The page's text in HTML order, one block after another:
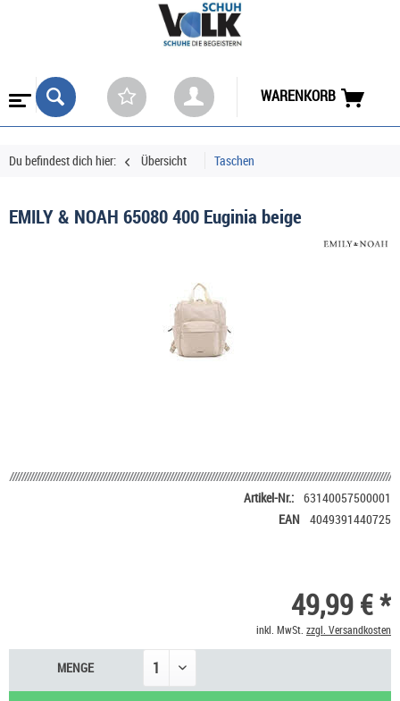
WARENKORB
Du befindest dich hier: Übersicht Taschen
EMILY & NOAH 65080 400 Euginia beige
Artikel-Nr.: 63140057500001
EAN
4049391440725
49,99 € *
inkl. MwSt. zzgl. Versandkosten
MENGE